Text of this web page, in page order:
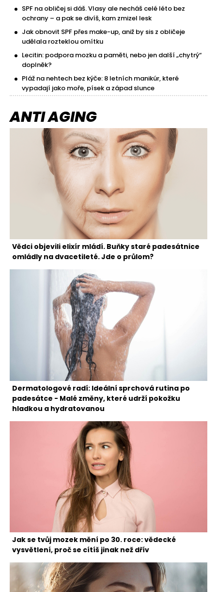
SPF na obličej si dáš. Vlasy ale necháš celé léto bez
ochrany – a pak se divíš, kam zmizel lesk
Jak obnovit SPF přes make-up, aniž by sis z obličeje
udělala rozteklou omítku
Lecitin: podpora mozku a paměti, nebo jen další „chytrý“
doplněk?
Pláž na nehtech bez kýče: 8 letních manikúr, které
vypadají jako moře, písek a západ slunce
ANTI AGING
Vědci objevili elixír mládí. Buňky staré padesátnice
omládly na dvacetileté. Jde o průlom?
Dermatologové radí: Ideální sprchová rutina po
padesátce - Malé změny, které udrží pokožku
hladkou a hydratovanou
Jak se tvůj mozek mění po 30. roce: vědecké
vysvětlení, proč se cítíš jinak než dřív